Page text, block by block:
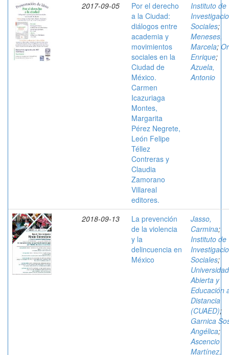
2017-09-05
Por el derecho
a la Ciudad:
diálogos entre
academia y
movimientos
sociales en la
Ciudad de
México.
Carmen
Icazuriaga
Montes,
Margarita
Pérez Negrete,
León Felipe
Téllez
Contreras y
Claudia
Zamorano
Villareal
editores.
Instituto de
Sociales;
Meneses,
Marcela;
Enrique;
Azuela,
Antonio
2018-09-13
La prevención
de la violencia
y la
delincuencia en
México
Jasso,
Carmina;
Instituto de
Sociales;
Universidad
Abierta y
Educación
Distancia
(CUAED);
Garnica
Angélica;
Ascencio
Martínez,